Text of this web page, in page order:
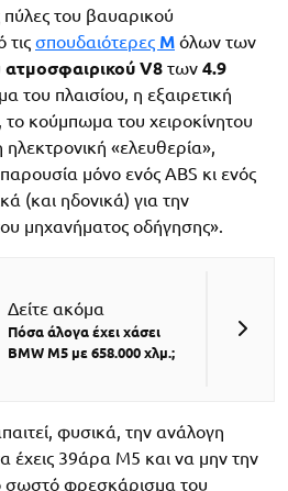
πύλες του βαυαρικού
τις σπουδαιότερες Μ όλων των
ατμοσφαιρικού V8 των 4.9
του πλαισίου, η εξαιρετική
κούμπωμα του χειροκίνητου
«ελευθερία»,
μόνο ενός ABS κι ενός
(και ηδονικά) για την
μηχανήματος οδήγησης».
Δείτε ακόμα
Πόσα άλογα έχει χάσει
BMW M5 με 658.000 χλμ.;
φυσικά, την ανάλογη
να έχεις 39άρα M5 και να μην την
σωστό φρεσκάρισμα του